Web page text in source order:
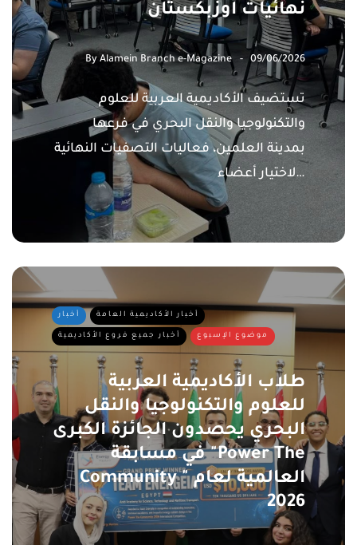
نهائيات أوزبكستان
By Alamein Branch e-Magazine 09/06/2026
تستضيف الأكاديمية العربية للعلوم
والتكنولوجيا والنقل البحري في فرعها
بمدينة العلمين، فعاليات التصفيات النهائية
لاختيار أعضاء…
أخبار أخبار الأكاديمية العامة
أخبار جميع فروع الأكاديمية موضوع الإسبوع
طلاب الأكاديمية العربية
للعلوم والتكنولوجيا والنقل
البحري يحصدون الجائزة الكبرى
في مسابقة "Power The
Community " العالمية لعام
2026